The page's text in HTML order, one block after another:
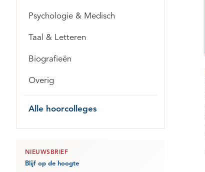
Psychologie & Medisch
Taal & Letteren
Biografieën
Overig
Alle hoorcolleges
NIEUWSBRIEF
Blijf op de hoogte